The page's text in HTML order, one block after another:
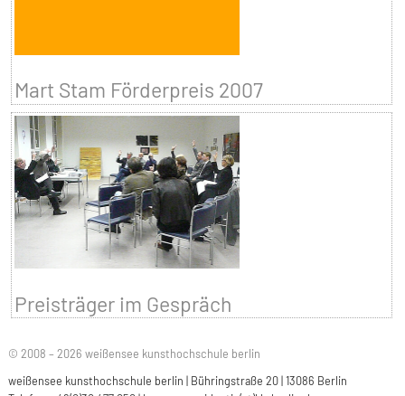
Mart Stam Förderpreis 2007
Preisträger im Gespräch
© 2008 – 2026 weißensee kunsthochschule berlin
weißensee kunsthochschule berlin | Bühringstraße 20 | 13086 Berlin